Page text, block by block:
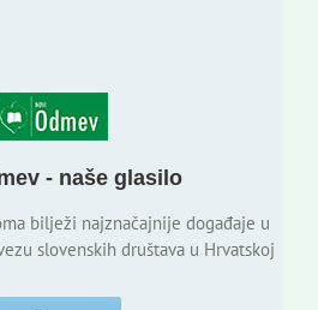
- naše glasilo
bilježi najznačajnije događaje u
slovenskih društava u Hrvatskoj